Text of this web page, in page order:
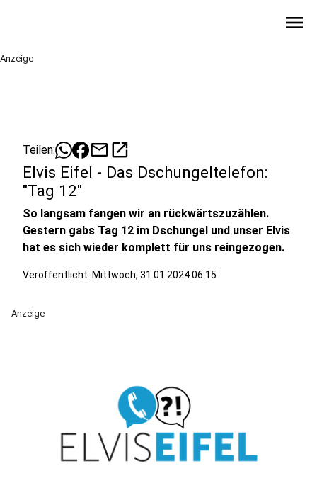
menu
Anzeige
Teilen: mailopen_in_new
Elvis Eifel - Das Dschungeltelefon:
"Tag 12"
So langsam fangen wir an rückwärtszuzählen.
Gestern gabs Tag 12 im Dschungel und unser Elvis
hat es sich wieder komplett für uns reingezogen.
Veröffentlicht: Mittwoch, 31.01.2024 06:15
Anzeige